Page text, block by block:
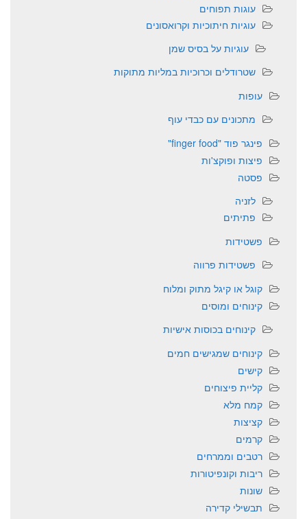
עוגות תפוחים
עוגיות חיתוכיות וקרואסונים
עוגיות על בסיס שמן
שטרודלים וכרוכיות במליות מתוקות
עופות
מתכונים עם כבדי עוף
פינגר פוד "finger food"
פיצות ופוקצ'ות
פסטה
לזניה
פתיתים
פשטידות
פשטידות פרווה
קוגל או קיגל מתוק ומלוח
קינוחים ומוסים
קינוחים בכוסות אישיות
קינוחים שמגישים חמים
קישים
קליית פיצוחים
קמח מלא
קציצות
קרמים
רטבים וממרחים
ריבות וקונפיטורות
שונות
תבשילי קדירה